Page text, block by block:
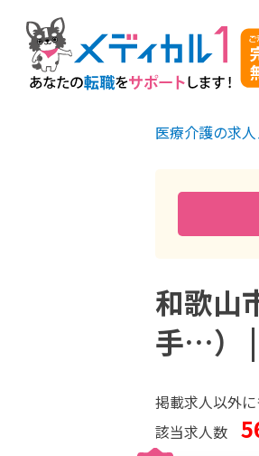
医療介護の求
和歌山
手…）
掲載求人以外に
該当求人数